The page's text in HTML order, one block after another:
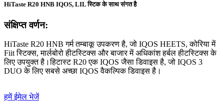
HiTaste R20 HNB IQOS, LIL स्टिक के साथ संगत है
संक्षिप्त वर्णन:
HiTaste R20 HNB गर्म तम्बाकू उपकरण है, जो IQOS HEETS, कोरिया में
Fiit स्टिक्स, मार्लबोरो हीटस्टिक्स और बाजार में अधिकांश हर्बल हीटस्टिक्स के
लिए उपयुक्त है।हिटास्ट R20 एक IQOS जैसा डिवाइस है, जो IQOS 3
DUO के लिए सबसे अच्छा IQOS वैकल्पिक डिवाइस है।
हमें ईमेल भेजें